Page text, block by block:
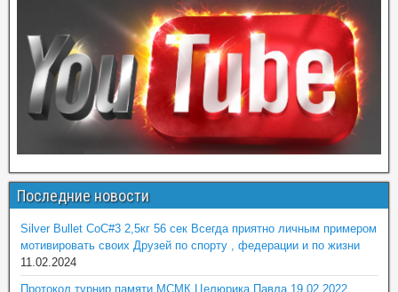
Последние новости
Silver Bullet CoC#3 2,5кг 56 сек Всегда приятно личным примером
мотивировать своих Друзей по спорту , федерации и по жизни
11.02.2024
Протокол турнир памяти МСМК Целюрика Павла 19.02.2022